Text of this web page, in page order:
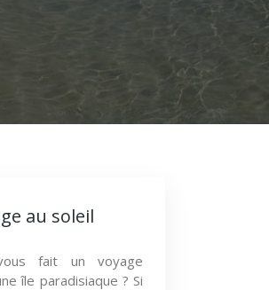
au soleil
fait un voyage
île paradisiaque ? Si